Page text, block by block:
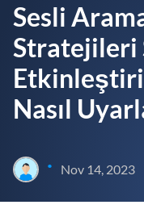
Sesli
Stratejileri
Nasıl
• Nov 14, 2023